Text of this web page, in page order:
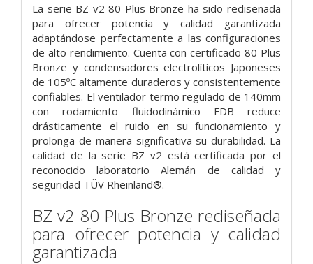
La serie BZ v2 80 Plus Bronze ha sido rediseñada
para ofrecer potencia y calidad garantizada
adaptándose perfectamente a las configuraciones
de alto rendimiento. Cuenta con certificado 80 Plus
Bronze y condensadores electrolíticos Japoneses
de 105ºC altamente duraderos y consistentemente
confiables. El ventilador termo regulado de 140mm
con rodamiento fluidodinámico FDB reduce
drásticamente el ruido en su funcionamiento y
prolonga de manera significativa su durabilidad. La
calidad de la serie BZ v2 está certificada por el
reconocido laboratorio Alemán de calidad y
seguridad TÜV Rheinland®.
BZ v2 80 Plus Bronze rediseñada
para ofrecer potencia y calidad
garantizada